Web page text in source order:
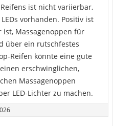
ist nicht variierbar,
vorhanden. Positiv ist
ist, Massagenoppen für
über ein rutschfestes
Reifen könnte eine gute
erschwinglichen,
Massagenoppen
LED-Lichter zu machen.